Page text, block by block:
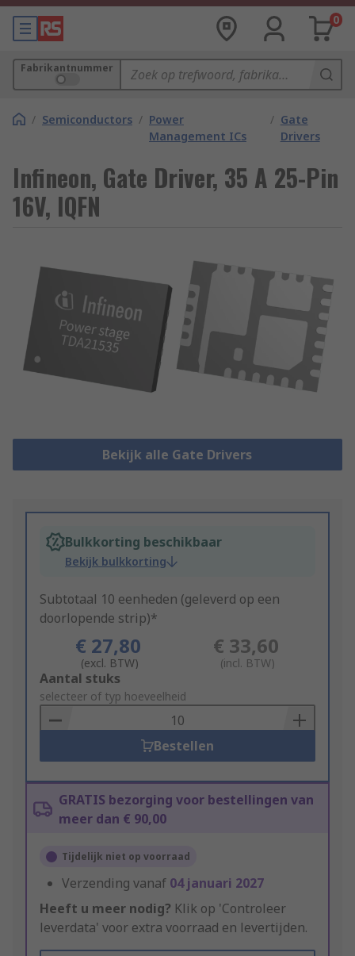
0
Fabrikantnummer
/ Semiconductors / Power
Management ICs
/ Gate
Drivers
Infineon, Gate Driver, 35 A 25-Pin
16V, IQFN
Bekijk alle Gate Drivers
Bulkkorting beschikbaar
Bekijk bulkkorting
Subtotaal 10 eenheden (geleverd op een
doorlopende strip)*
€ 27,80
(excl. BTW)
€ 33,60
(incl. BTW)
Add
to
Basket
Aantal stuks
selecteer of typ hoeveelheid
Bestellen
GRATIS bezorging voor bestellingen van
meer dan € 90,00
Tijdelijk niet op voorraad
Verzending vanaf 04 januari 2027
Heeft u meer nodig? Klik op 'Controleer
leverdata' voor extra voorraad en levertijden.